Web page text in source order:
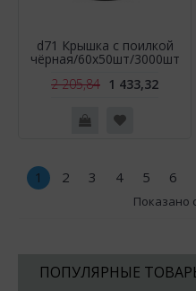
d71 Крышка с поилкой
чёрная/60х50шт/3000шт
2 205,84 1 433,32
1 2 3 4 5 6
Показано
ПОПУЛЯРНЫЕ